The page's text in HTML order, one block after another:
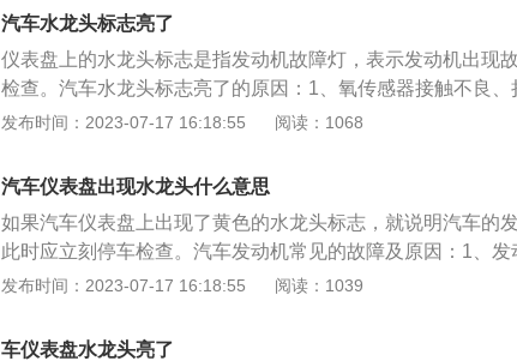
点火时间失准，使得燃油燃烧不充分，效率严重下降。解决
轮传感器和曲轴传感器。3、节气门电机和节气门传感器、空
对压力传感器接触不良或参数变化，造成电脑不能准确判断
合比失准，使燃油燃烧不完全。解决方法：建议去4S店维修
节气门传感器、空气流量传感器、绝对压力传感器。4、水温
缸以及管道密封不良使发动机工作效率下降。解决方法：需
感器。5、燃油有杂质或水分，使缸内污染物增高，造成火花
不充分，排气不达标。解决方法：去正规加油站更换燃油。
水箱。7、油泵接触不良，使燃油喷射不良，造成发动机燃烧
汽车水龙头标志亮了
仪表盘上的水龙头标志是指发动机故障灯，表示发动机出现
检查。汽车水龙头标志亮了的原因：1、氧传感器接触不良
识别发动机的燃烧情况，造成排放部分自控功能失效。解决
得燃油燃烧不充分，效率严重下降。解决方法：去4S店维修
感器。3、节气门电机和节气门传感器、空气流量传感器、绝
不良或参数变化，造成电脑不能准确判断供气量，造成燃油
燃烧不完全。解决方法：去4S店维修节气门电机和节气门传
器、绝对压力传感器。4、水温传感器电阻变值，造成电子风
工作效率下降。解决方法：去4S店维修水温传感器。5、燃油
发布时间：2023-07-17 16:18:55 阅读：1068
汽车仪表盘出现水龙头什么意思
如果汽车仪表盘上出现了黄色的水龙头标志，就说明汽车的
此时应立刻停车检查。汽车发动机常见的故障及原因：1、
能是启动机损坏，包括蓄电池没电了、电路保险丝烧了、启
定，上下抖动幅度较大。可能是进气系统存在漏气处或者积
发布时间：2023-07-17 16:18:55 阅读：1039
车仪表盘水龙头亮了